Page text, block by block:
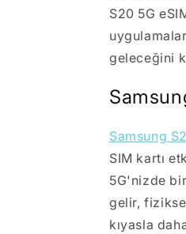
S20 5G
geleceğini
Samsung
SIM kartı
5G'nizde
gelir,
kıyasla